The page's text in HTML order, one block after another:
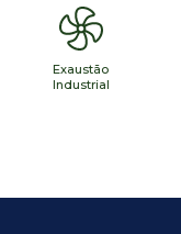
Exaustão
Industrial
mais…